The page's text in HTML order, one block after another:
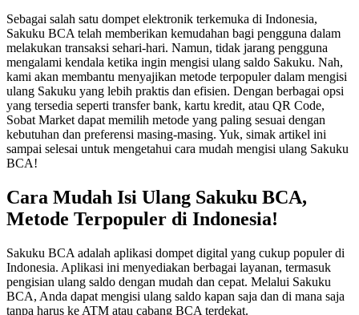
Sebagai salah satu dompet elektronik terkemuka di Indonesia,
Sakuku BCA telah memberikan kemudahan bagi pengguna dalam
melakukan transaksi sehari-hari. Namun, tidak jarang pengguna
mengalami kendala ketika ingin mengisi ulang saldo Sakuku. Nah,
kami akan membantu menyajikan metode terpopuler dalam mengisi
ulang Sakuku yang lebih praktis dan efisien. Dengan berbagai opsi
yang tersedia seperti transfer bank, kartu kredit, atau QR Code,
Sobat Market dapat memilih metode yang paling sesuai dengan
kebutuhan dan preferensi masing-masing. Yuk, simak artikel ini
sampai selesai untuk mengetahui cara mudah mengisi ulang Sakuku
BCA!
Cara Mudah Isi Ulang Sakuku BCA,
Metode Terpopuler di Indonesia!
Sakuku BCA adalah aplikasi dompet digital yang cukup populer di
Indonesia. Aplikasi ini menyediakan berbagai layanan, termasuk
pengisian ulang saldo dengan mudah dan cepat. Melalui Sakuku
BCA, Anda dapat mengisi ulang saldo kapan saja dan di mana saja
tanpa harus ke ATM atau cabang BCA terdekat.